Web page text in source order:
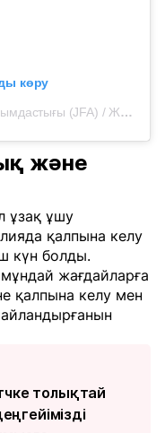
көру
Жарияланым: Жапония футбол қауымдастығы (JFA) / Жапония ұлттық құрамасы / Надэсико Жапония (@japanfootballassociation)
және
ұзақ ұшу
қалпына келу
күн болды.
жағдайларға
қалпына келу мен
толықтай